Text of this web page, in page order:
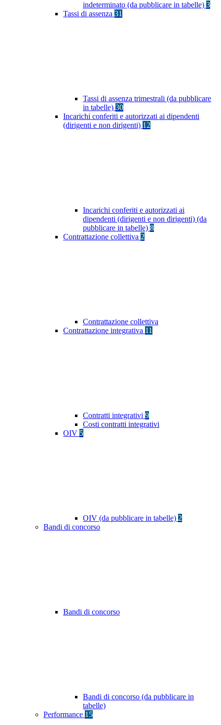
indeterminato (da pubblicare in tabelle) 3
Tassi di assenza 31
Tassi di assenza trimestrali (da pubblicare
in tabelle) 30
Incarichi conferiti e autorizzati ai dipendenti
(dirigenti e non dirigenti) 12
Incarichi conferiti e autorizzati ai
dipendenti (dirigenti e non dirigenti) (da
pubblicare in tabelle) 8
Contrattazione collettiva 2
Contrattazione collettiva
Contrattazione integrativa 11
Contratti integrativi 9
Costi contratti integrativi
OIV 5
OIV (da pubblicare in tabelle) 2
Bandi di concorso
Bandi di concorso
Bandi di concorso (da pubblicare in
tabelle)
Performance 15